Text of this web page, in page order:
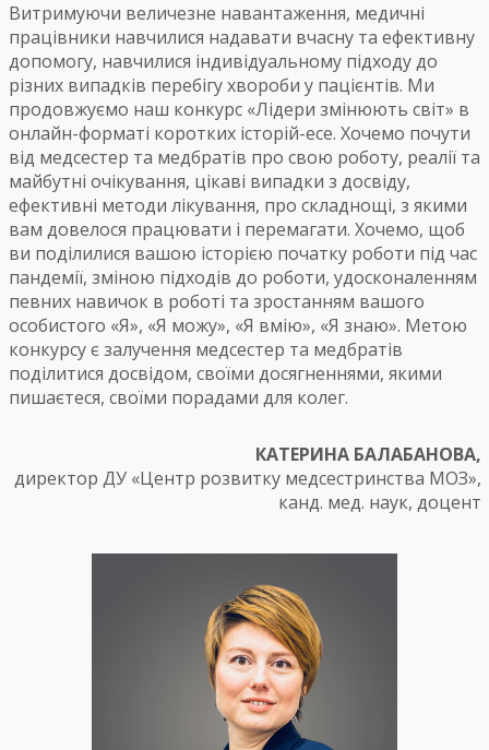
Витримуючи величезне навантаження, медичні
працівники навчилися надавати вчасну та ефективну
допомогу, навчилися індивідуальному підходу до
різних випадків перебігу хвороби у пацієнтів. Ми
продовжуємо наш конкурс «Лідери змінюють світ» в
онлайн-форматі коротких історій-есе. Хочемо почути
від медсестер та медбратів про свою роботу, реалії та
майбутні очікування, цікаві випадки з досвіду,
ефективні методи лікування, про складнощі, з якими
вам довелося працювати і перемагати. Хочемо, щоб
ви поділилися вашою історією початку роботи під час
пандемії, зміною підходів до роботи, удосконаленням
певних навичок в роботі та зростанням вашого
особистого «Я», «Я можу», «Я вмію», «Я знаю». Метою
конкурсу є залучення медсестер та медбратів
поділитися досвідом, своїми досягненнями, якими
пишаєтеся, своїми порадами для колег.
КАТЕРИНА БАЛАБАНОВА,
директор ДУ «Центр розвитку медсестринства МОЗ»,
канд. мед. наук, доцент